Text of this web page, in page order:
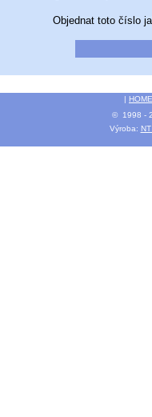
Objednat toto číslo
|
© 1998 -
Výroba: